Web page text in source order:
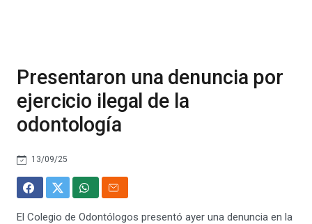
Presentaron una denuncia por
ejercicio ilegal de la
odontología
13/09/25
El Colegio de Odontólogos presentó ayer una denuncia en la